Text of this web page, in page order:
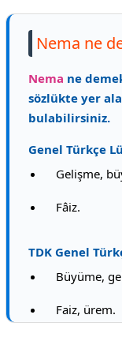
Nema ne
Nema ne
sözlükte yer
bulabilirsiniz.
Genel Türkçe
Gelişme,
Fâiz.
TDK Genel
Büyüme,
Faiz, ürem.